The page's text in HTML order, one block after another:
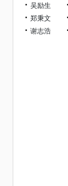
吴励生
郑秉文
谢志浩